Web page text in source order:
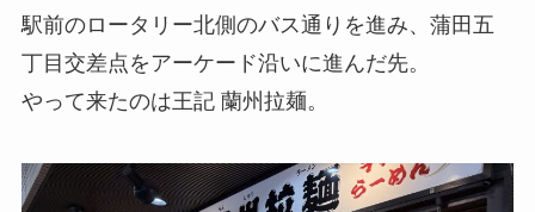
駅前のロータリー北側のバス通りを進み、蒲田五
丁目交差点をアーケード沿いに進んだ先。
やって来たのは王記 蘭州拉麺。